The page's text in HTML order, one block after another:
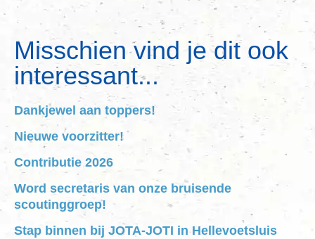
Misschien vind je dit ook
interessant...
Dankjewel aan toppers!
Nieuwe voorzitter!
Contributie 2026
Word secretaris van onze bruisende
scoutinggroep!
Stap binnen bij JOTA-JOTI in Hellevoetsluis